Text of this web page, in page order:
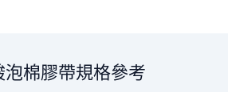
泡棉膠帶規格參考